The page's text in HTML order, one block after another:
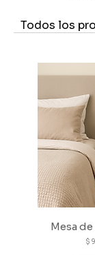
Todos los
Mesa
$